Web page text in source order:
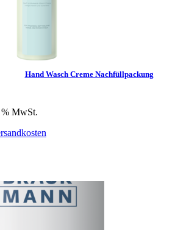
Hand Wasch Creme Nachfüllpackung
MwSt.